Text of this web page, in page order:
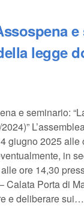
legge
e seminario:
giugno 2025 alle
in
ore 14,30
Calata Porta di
e deliberare sui…